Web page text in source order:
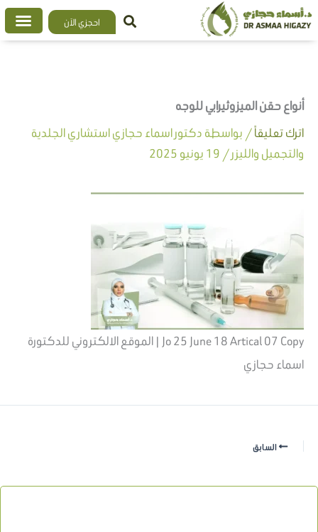
تخطي
إلى
احجزي الآن
أنواع حقن الميزوثيرابي للوجه
اترك تعليقاً/ بواسطة دكتور اسماء حجازي استشاري الجلدية
والتجميل والليزر/ 19 يونيو 2025
Jo 25 June 18 Artical 07 Copy | الموقع الالكتروني للدكتورة
اسماء حجازي
السابق